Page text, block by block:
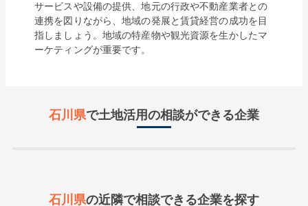
サービスや設備の提供、地元の行政や不動産業者との
連携を図りながら、地域の発展と賃貸経営の成功を目
指しましょう。地域の特産物や観光資源を生かしたマ
ーケティングが重要です。
石川県で土地活用の相談ができる企業
石川県の近隣で相談できる企業を探す